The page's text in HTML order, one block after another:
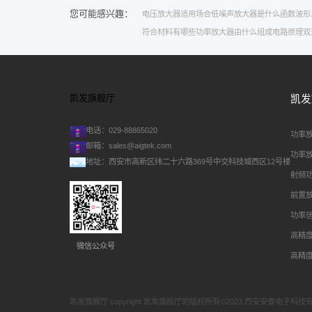
您可能感兴趣： 电压放大器适用场合低噪声放大器是什么函数波
符合材料有哪些功率放大器由什么组成电路原理
凯发旗舰厅
电话：029-88865020
邮箱： sales@aigtek.com
地址：西安市高新区纬二十六路369号中交科技城西区12号楼
微信公众号
凯
功率
功率
射频
前置
功率
高精
高精
凯发旗舰厅 copyright 凯发旗舰厅的版权所有©2023 西安安泰电子科技